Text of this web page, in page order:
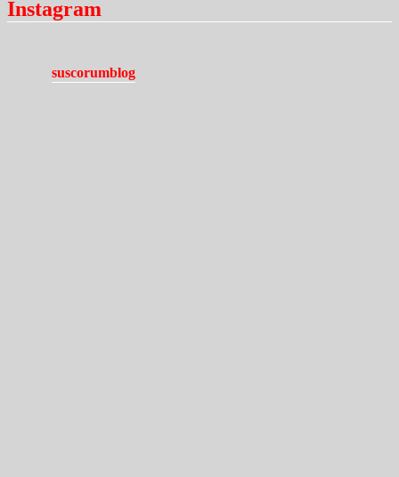
Instagram
suscorumblog